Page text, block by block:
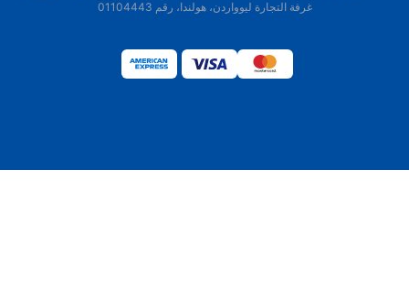
غرفة التجارة ليوواردن، هولندا، رقم 01104443